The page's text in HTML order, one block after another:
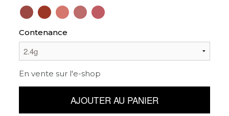
Contenance
En vente sur l'e-shop
AJOUTER AU PANIER